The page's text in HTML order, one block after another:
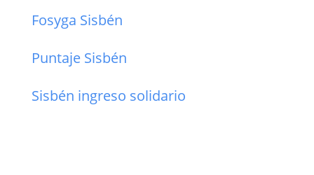
Fosyga Sisbén
Puntaje Sisbén
Sisbén ingreso solidario